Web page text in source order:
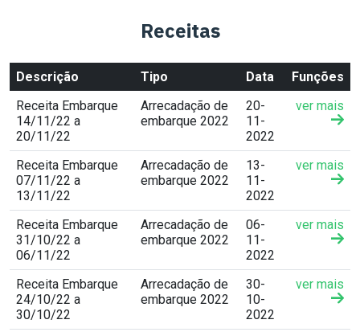
Receitas
Descrição Tipo Data
Funções
Receita Embarque
14/11/22 a
20/11/22
Arrecadação de
embarque 2022
20-
11-
2022
ver mais
Receita Embarque
07/11/22 a
13/11/22
Arrecadação de
embarque 2022
13-
11-
2022
ver mais
Receita Embarque
31/10/22 a
06/11/22
Arrecadação de
embarque 2022
06-
11-
2022
ver mais
Receita Embarque
24/10/22 a
30/10/22
Arrecadação de
embarque 2022
30-
10-
2022
ver mais